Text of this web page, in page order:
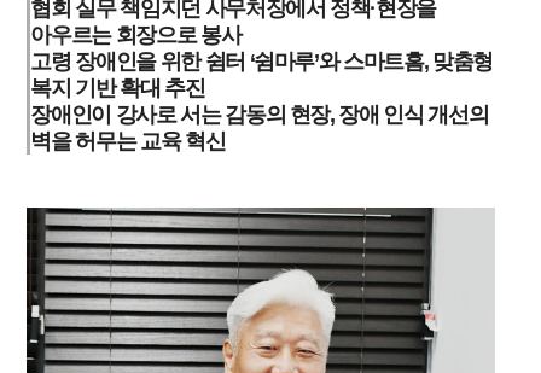
협회 실무 책임지던 사무처장에서 정책·현장을
아우르는 회장으로 봉사
고령 장애인을 위한 쉼터 ‘쉼마루’와 스마트홈, 맞춤형
복지 기반 확대 추진
장애인이 강사로 서는 감동의 현장, 장애 인식 개선의
벽을 허무는 교육 혁신